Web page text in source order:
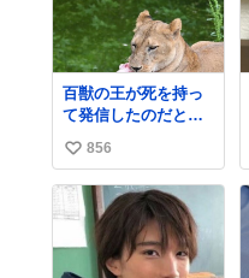
ップパン」✨ ひんや
りとした口あたり
で、暑い夏でもペロ
リと食べられる美味
しさです☺️ お店のチ
ルドコーナーで探し
てくださいね！
数
百獣の王が死を持っ
て発信したのだと思
う 高温多湿が尋常で
ない日本の夏 どうか
早急に飼育の環境を
見直して 動物の命を
護ってください…と
治療中のライオンが
助かりますように す
い
い
856